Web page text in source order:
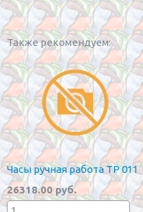
Также рекомендуем:
Часы ручная работа TP 011
26318.00 руб.